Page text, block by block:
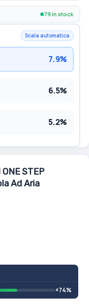
79 in stock
Scala automatica
7.9%
6.5%
5.2%
STEP
Ad Aria
+74%